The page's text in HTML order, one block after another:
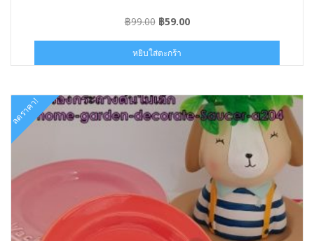
฿99.00 Original
was:
฿99.00.
฿59.00Current
฿59.00.
หยิบใส่ตะกร้า
ลดราคา!